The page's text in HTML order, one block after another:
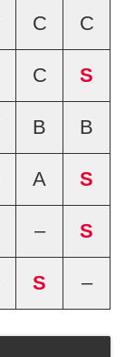
C C
C S
B B
A S
– S
S –